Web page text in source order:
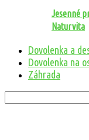
Jesenné
Naturvita
Dovolenka a
Dovolenka na
Záhrada